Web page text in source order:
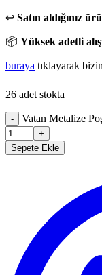
↩️ Satın aldığınız
📦 Yüksek adetli
buraya tıklayarak
26 adet stokta
- Vatan Metalize
+
Sepete Ekle